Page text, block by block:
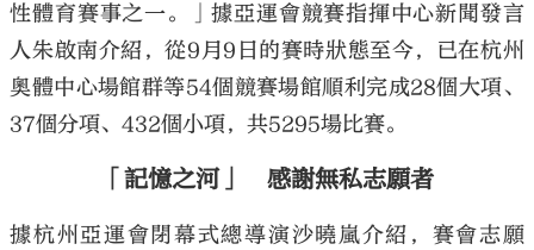
性體育賽事之一。」據亞運會競賽指揮中心新聞發言
人朱啟南介紹，從9月9日的賽時狀態至今，已在杭州
奧體中心場館群等54個競賽場館順利完成28個大項、
37個分項、432個小項，共5295場比賽。
「記憶之河」 感謝無私志願者
據杭州亞運會閉幕式總導演沙曉嵐介紹，賽會志願